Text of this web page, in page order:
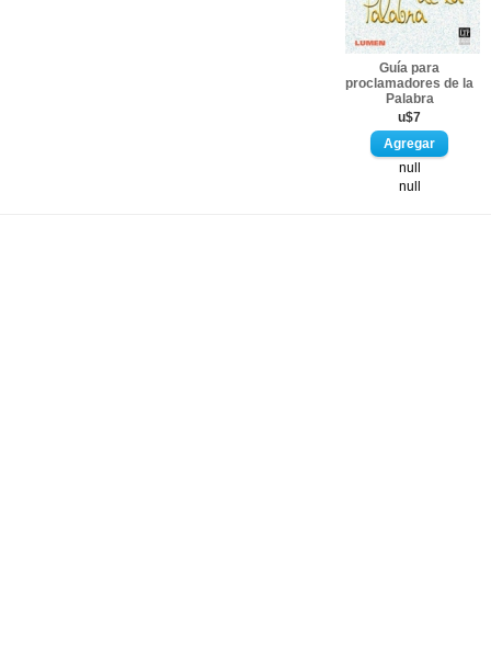
Guía para
proclamadores de la
Palabra
u$7
null
null